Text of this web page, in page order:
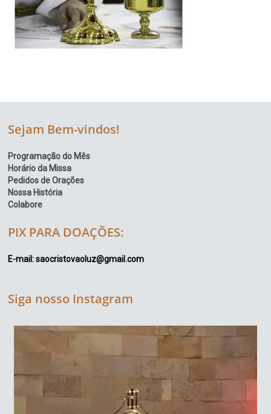
Sejam Bem-vindos!
Programação do Mês
Horário da Missa
Pedidos de Orações
Nossa História
Colabore
PIX PARA DOAÇÕES:
E-mail: saocristovaoluz@gmail.com
Siga nosso Instagram